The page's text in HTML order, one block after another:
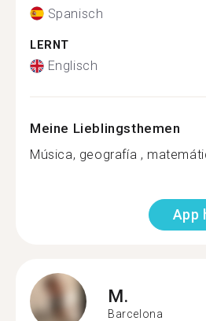
Spanisch
LERNT
Englisch
Meine Lieblingsthemen
Música, geografía ,
App
M.
Barcelona